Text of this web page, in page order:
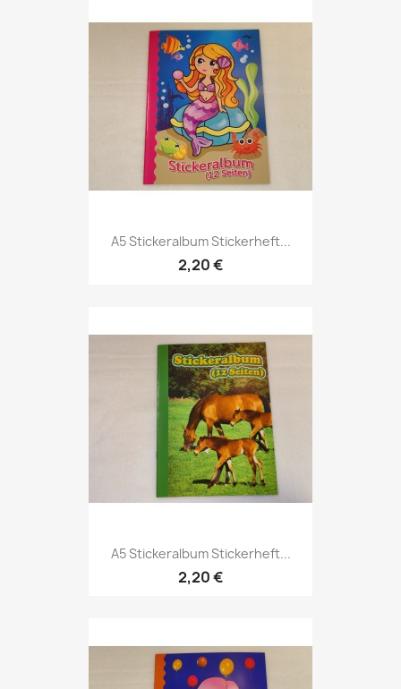
A5 Stickeralbum Stickerheft...
2,20 €
A5 Stickeralbum Stickerheft...
2,20 €